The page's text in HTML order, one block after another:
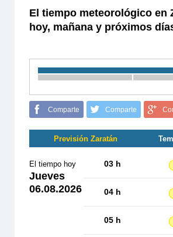
El tiempo meteorológico en
hoy, mañana y próximos
Comparte Comparte
Previsión Zaratán
El tiempo hoy
Jueves
06.08.2026
03 h
04 h
05 h